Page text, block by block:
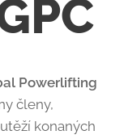
Powerlifting
členy,
konaných